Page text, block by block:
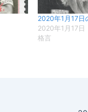
2020年1月17日
2020年1月17日
格言